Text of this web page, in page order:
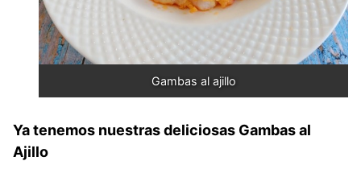
Gambas al ajillo
Ya tenemos nuestras deliciosas Gambas al
Ajillo